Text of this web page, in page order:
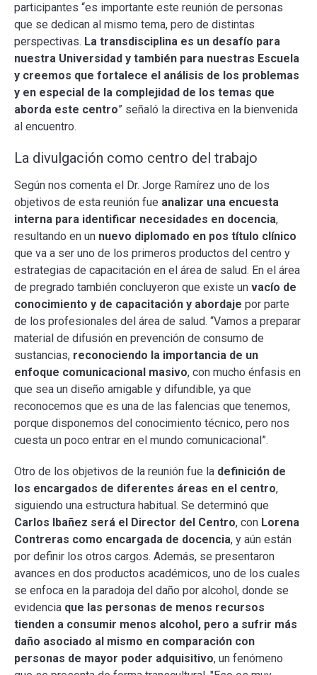
participantes “es importante este reunión de personas
que se dedican al mismo tema, pero de distintas
perspectivas. La transdisciplina es un desafío para
nuestra Universidad y también para nuestras Escuela
y creemos que fortalece el análisis de los problemas
y en especial de la complejidad de los temas que
aborda este centro” señaló la directiva en la bienvenida
al encuentro.
La divulgación como centro del trabajo
Según nos comenta el Dr. Jorge Ramírez uno de los
objetivos de esta reunión fue analizar una encuesta
interna para identificar necesidades en docencia,
resultando en un nuevo diplomado en pos título clínico
que va a ser uno de los primeros productos del centro y
estrategias de capacitación en el área de salud. En el área
de pregrado también concluyeron que existe un vacío de
conocimiento y de capacitación y abordaje por parte
de los profesionales del área de salud. “Vamos a preparar
material de difusión en prevención de consumo de
sustancias, reconociendo la importancia de un
enfoque comunicacional masivo, con mucho énfasis en
que sea un diseño amigable y difundible, ya que
reconocemos que es una de las falencias que tenemos,
porque disponemos del conocimiento técnico, pero nos
cuesta un poco entrar en el mundo comunicacional”.
Otro de los objetivos de la reunión fue la definición de
los encargados de diferentes áreas en el centro,
siguiendo una estructura habitual. Se determinó que
Carlos Ibañez será el Director del Centro, con Lorena
Contreras como encargada de docencia, y aún están
por definir los otros cargos. Además, se presentaron
avances en dos productos académicos, uno de los cuales
se enfoca en la paradoja del daño por alcohol, donde se
evidencia que las personas de menos recursos
tienden a consumir menos alcohol, pero a sufrir más
daño asociado al mismo en comparación con
personas de mayor poder adquisitivo, un fenómeno